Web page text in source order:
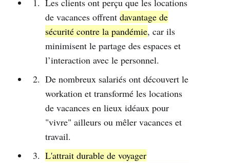
Les clients ont perçu que les locations
de vacances offrentdavantage de
sécurité contre la pandémie, car ils
minimisent le partage des espaces et
l’interaction avec le personnel.
De nombreux salariés ont découvert le
workation et transformé les locations
de vacances en lieux idéaux pour
"vivre" ailleurs ou mêler vacances et
travail.
L'attrait durable de voyager